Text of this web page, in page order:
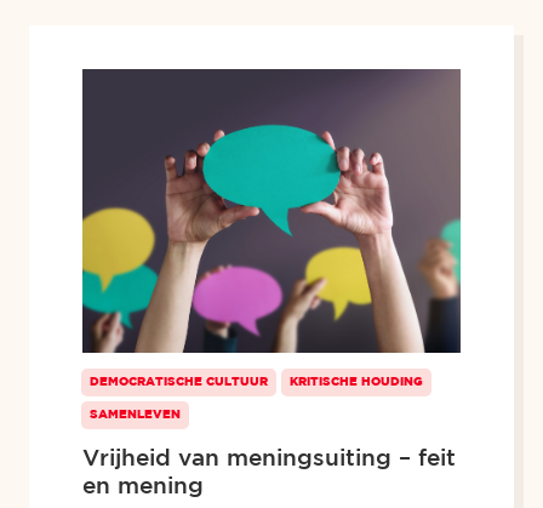
DEMOCRATISCHE CULTUUR KRITISCHE HOUDING
SAMENLEVEN
Vrijheid van meningsuiting – feit
en mening